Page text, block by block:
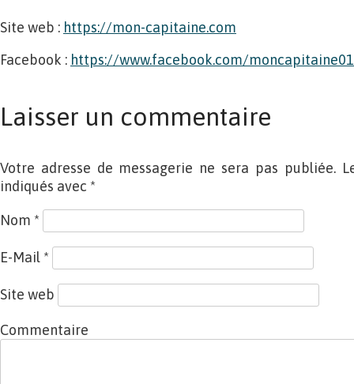
Site web : https://mon-capitaine.com
Facebook : https://www.facebook.com/moncapitaine01
Laisser un commentaire
Votre adresse de messagerie ne sera pas publiée.
indiqués avec *
Nom *
E-Mail *
Site web
Commentaire